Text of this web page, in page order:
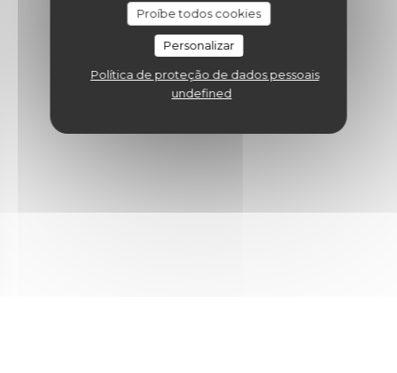
Proíbe todos cookies
Personalizar
Política de proteção de dados pessoais
undefined